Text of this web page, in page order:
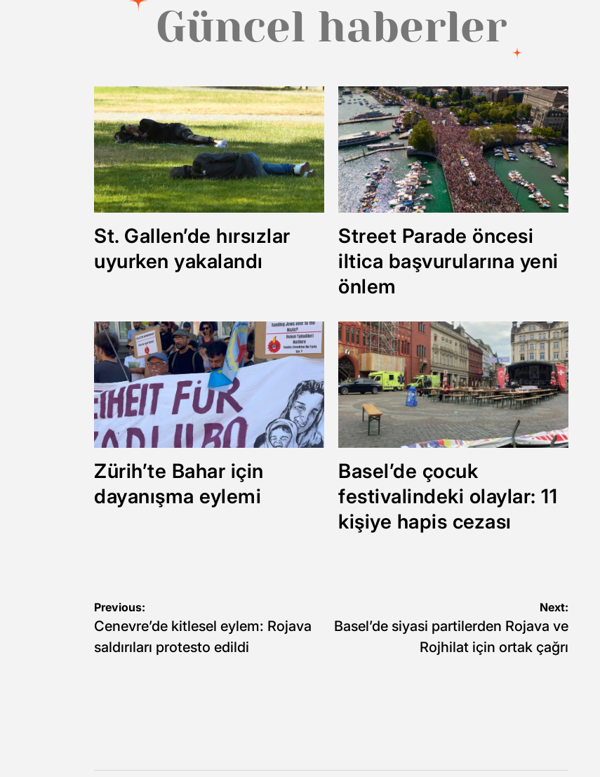
Güncel haberler
St. Gallen’de hırsızlar
uyurken yakalandı
Street Parade öncesi
iltica başvurularına yeni
önlem
Zürih’te Bahar için
dayanışma eylemi
Basel’de çocuk
festivalindeki olaylar: 11
kişiye hapis cezası
Yazı
gezinmesi
Previous:
Cenevre’de kitlesel eylem: Rojava
saldırıları protesto edildi
Next:
Basel’de siyasi partilerden Rojava ve
Rojhilat için ortak çağrı